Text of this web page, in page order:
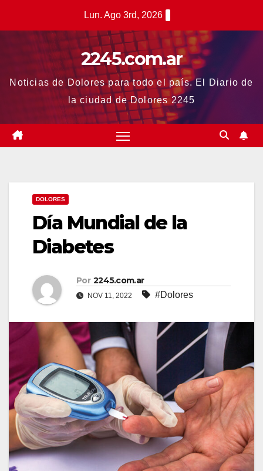
Lun. Ago 3rd, 2026
2245.com.ar
Noticias de Dolores para todo el país. El Diario de
la ciudad de Dolores 2245
DOLORES
Día Mundial de la
Diabetes
Por 2245.com.ar
NOV 11, 2022 #Dolores